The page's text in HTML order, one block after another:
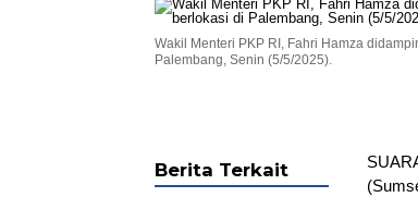
Wakil Menteri PKP RI, Fahri Hamza
Palembang, Senin (5/5/2025).
Berita Terkait